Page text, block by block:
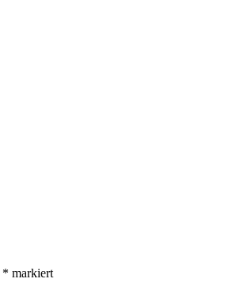
* markiert